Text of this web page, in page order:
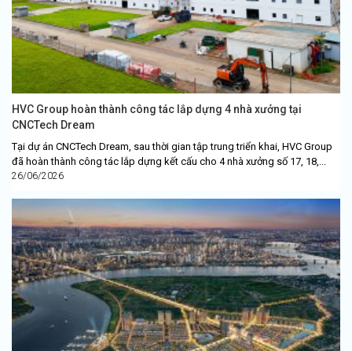
HVC Group hoàn thành công tác lắp dựng 4 nhà xưởng tại
CNCTech Dream
Tại dự án CNCTech Dream, sau thời gian tập trung triển khai, HVC Group
đã hoàn thành công tác lắp dựng kết cấu cho 4 nhà xưởng số 17, 18,...
26/06/2026